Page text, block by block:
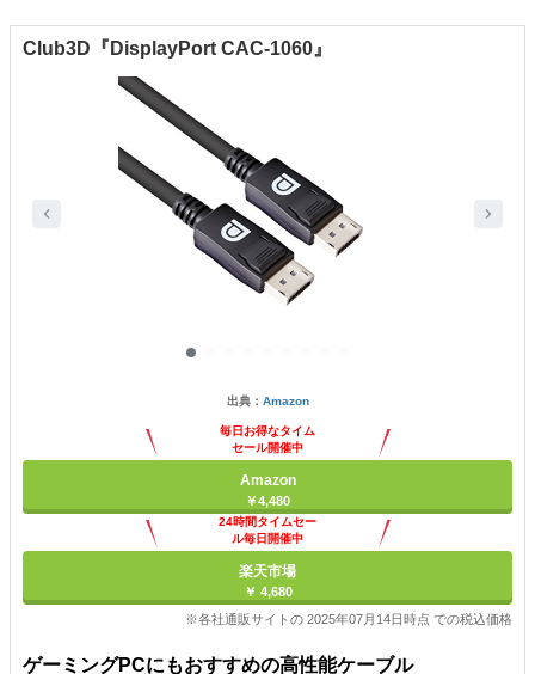
Club3D『DisplayPort CAC-1060』
出典： Amazon
毎日お得なタイム
セール開催中
Amazon
￥4,480
24時間タイムセー
ル毎日開催中
楽天市場
￥ 4,680
※各社通販サイトの 2025年07月14日時点 での税込価格
ゲーミングPCにもおすすめの高性能ケーブル